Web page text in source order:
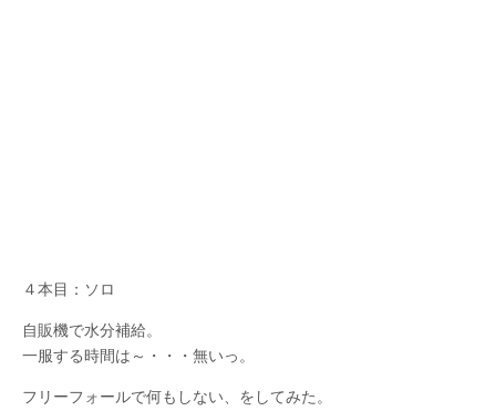
４本目：ソロ
自販機で水分補給。
一服する時間は～・・・無いっ。
フリーフォールで何もしない、をしてみた。